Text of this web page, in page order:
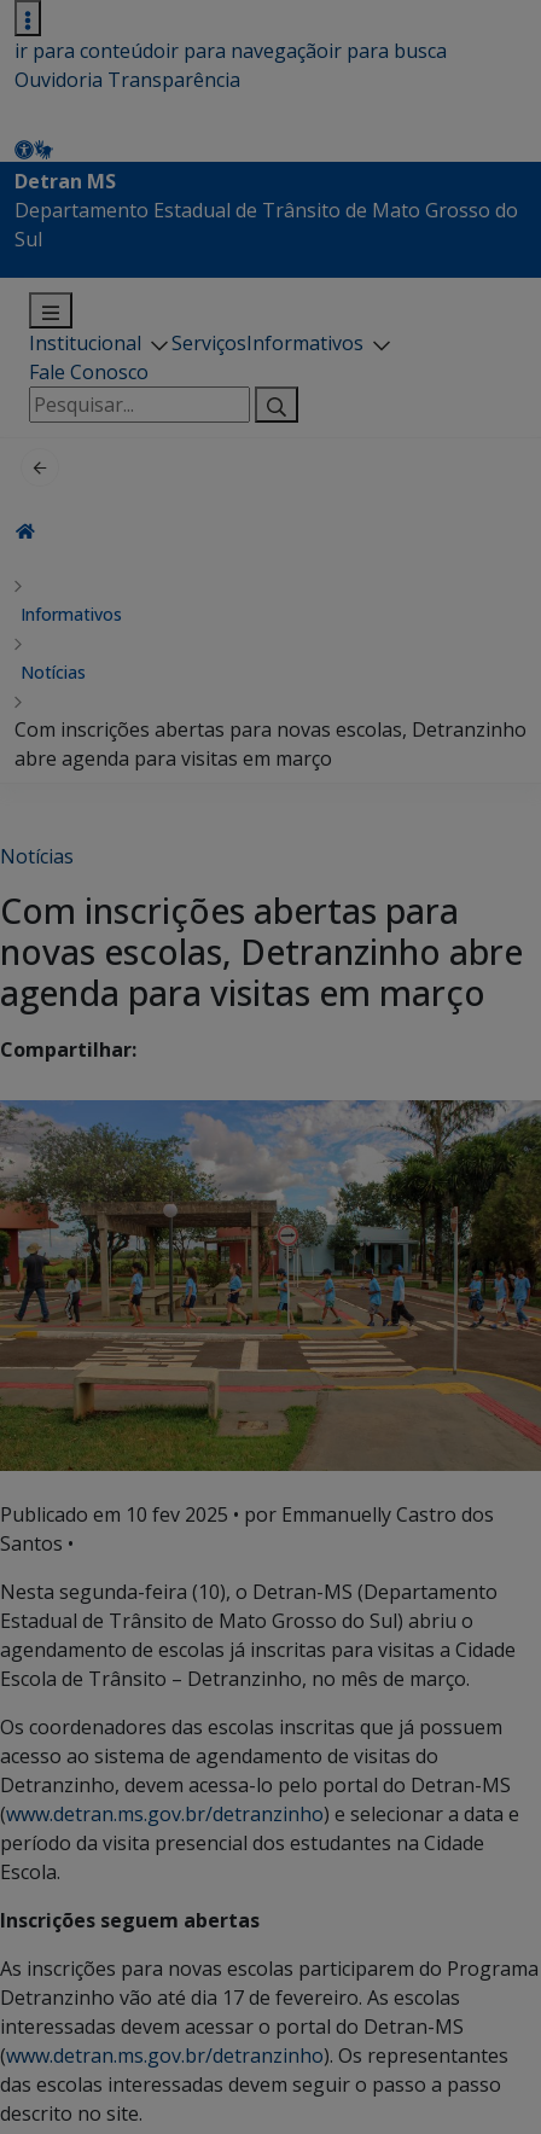
ir para conteúdoir para navegaçãoir para busca
Ouvidoria Transparência
Detran MS
Departamento Estadual de Trânsito de Mato Grosso do
Sul
Institucional ServiçosInformativos
Fale Conosco
Pesquisar
por:
Informativos
Notícias
Com inscrições abertas para novas escolas, Detranzinho
abre agenda para visitas em março
Notícias
Com inscrições abertas para
novas escolas, Detranzinho abre
agenda para visitas em março
Compartilhar:
Publicado em 10 fev 2025 • por Emmanuelly Castro dos
Santos •
Nesta segunda-feira (10), o Detran-MS (Departamento
Estadual de Trânsito de Mato Grosso do Sul) abriu o
agendamento de escolas já inscritas para visitas a Cidade
Escola de Trânsito – Detranzinho, no mês de março.
Os coordenadores das escolas inscritas que já possuem
acesso ao sistema de agendamento de visitas do
Detranzinho, devem acessa-lo pelo portal do Detran-MS
(www.detran.ms.gov.br/detranzinho) e selecionar a data e
período da visita presencial dos estudantes na Cidade
Escola.
Inscrições seguem abertas
As inscrições para novas escolas participarem do Programa
Detranzinho vão até dia 17 de fevereiro. As escolas
interessadas devem acessar o portal do Detran-MS
(www.detran.ms.gov.br/detranzinho). Os representantes
das escolas interessadas devem seguir o passo a passo
descrito no site.